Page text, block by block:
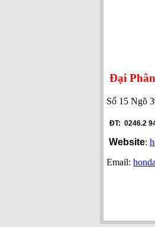
Đại
Số 15 Ngõ
ĐT:
Website:
Email: